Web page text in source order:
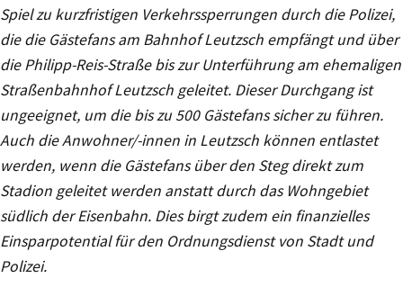
Spiel zu kurzfristigen Verkehrssperrungen durch die Polizei,
die die Gästefans am Bahnhof Leutzsch empfängt und über
die Philipp-Reis-Straße bis zur Unterführung am ehemaligen
Straßenbahnhof Leutzsch geleitet. Dieser Durchgang ist
ungeeignet, um die bis zu 500 Gästefans sicher zu führen.
Auch die Anwohner/-innen in Leutzsch können entlastet
werden, wenn die Gästefans über den Steg direkt zum
Stadion geleitet werden anstatt durch das Wohngebiet
südlich der Eisenbahn. Dies birgt zudem ein finanzielles
Einsparpotential für den Ordnungsdienst von Stadt und
Polizei.